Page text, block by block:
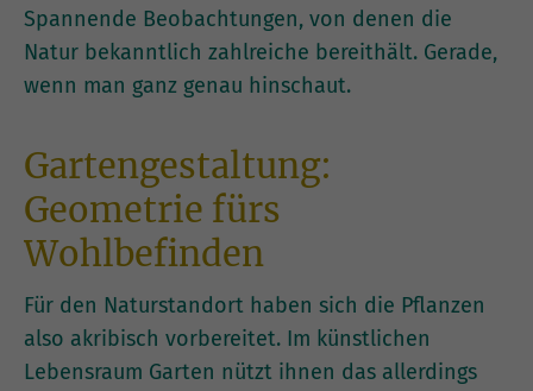
Spannende Beobachtungen, von denen die
Natur bekanntlich zahlreiche bereithält. Gerade,
wenn man ganz genau hinschaut.
Gartengestaltung:
Geometrie fürs
Wohlbefinden
Für den Naturstandort haben sich die Pflanzen
also akribisch vorbereitet. Im künstlichen
Lebensraum Garten nützt ihnen das allerdings